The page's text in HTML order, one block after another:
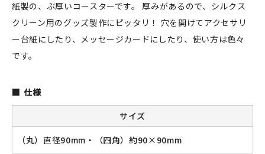
ギャラリー
おしらせ
ログイン
紙製の、ぶ厚いコースターです。 厚みがあるので、シルクス
クリーン用のグッズ製作にピッタリ！ 穴を開けてアクセサリ
ー台紙にしたり、メッセージカードにしたり、使い方は色々
です。
仕様
サイズ
（丸）直径90mm・（四角）約90×90mm